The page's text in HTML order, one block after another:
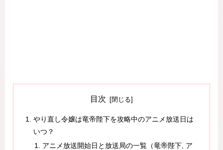
目次
やり直し令嬢は竜帝陛下を攻略中のアニメ放送日は
いつ？
アニメ放送開始日と放送局の一覧（竜帝陛下, ア